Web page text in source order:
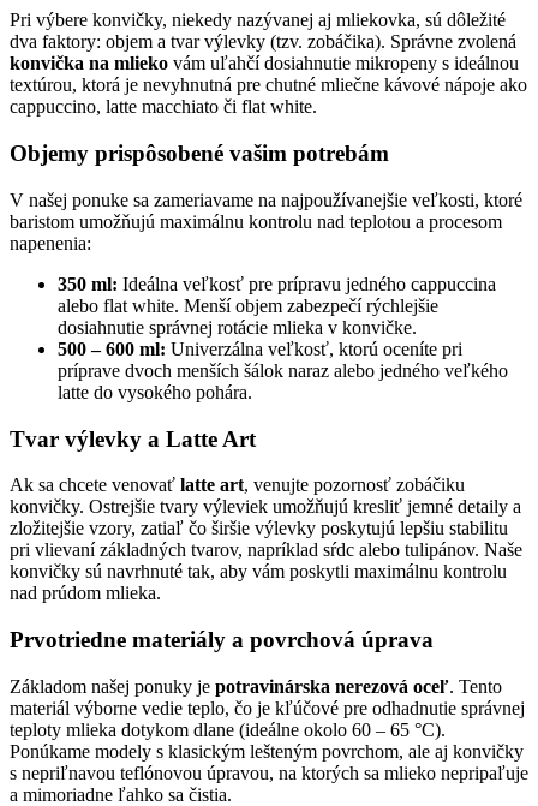
Pri výbere konvičky, niekedy nazývanej aj mliekovka, sú dôležité
dva faktory: objem a tvar výlevky (tzv. zobáčika). Správne zvolená
konvička na mlieko vám uľahčí dosiahnutie mikropeny s ideálnou
textúrou, ktorá je nevyhnutná pre chutné mliečne kávové nápoje ako
cappuccino, latte macchiato či flat white.
Objemy prispôsobené vašim potrebám
V našej ponuke sa zameriavame na najpoužívanejšie veľkosti, ktoré
baristom umožňujú maximálnu kontrolu nad teplotou a procesom
napenenia:
350 ml: Ideálna veľkosť pre prípravu jedného cappuccina
alebo flat white. Menší objem zabezpečí rýchlejšie
dosiahnutie správnej rotácie mlieka v konvičke.
500 – 600 ml: Univerzálna veľkosť, ktorú oceníte pri
príprave dvoch menších šálok naraz alebo jedného veľkého
latte do vysokého pohára.
Tvar výlevky a Latte Art
Ak sa chcete venovať latte art, venujte pozornosť zobáčiku
konvičky. Ostrejšie tvary výleviek umožňujú kresliť jemné detaily a
zložitejšie vzory, zatiaľ čo širšie výlevky poskytujú lepšiu stabilitu
pri vlievaní základných tvarov, napríklad sŕdc alebo tulipánov. Naše
konvičky sú navrhnuté tak, aby vám poskytli maximálnu kontrolu
nad prúdom mlieka.
Prvotriedne materiály a povrchová úprava
Základom našej ponuky je potravinárska nerezová oceľ. Tento
materiál výborne vedie teplo, čo je kľúčové pre odhadnutie správnej
teploty mlieka dotykom dlane (ideálne okolo 60 – 65 °C).
Ponúkame modely s klasickým lešteným povrchom, ale aj konvičky
s nepriľnavou teflónovou úpravou, na ktorých sa mlieko nepripaľuje
a mimoriadne ľahko sa čistia.